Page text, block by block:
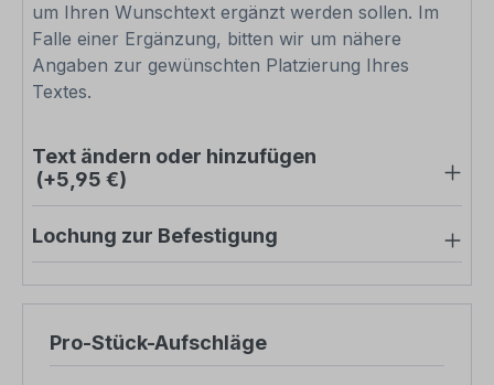
um Ihren Wunschtext ergänzt werden sollen. Im
Falle einer Ergänzung, bitten wir um nähere
Angaben zur gewünschten Platzierung Ihres
Textes.
Text ändern oder hinzufügen
(+5,95 €)
Lochung zur Befestigung
Pro-Stück-Aufschläge